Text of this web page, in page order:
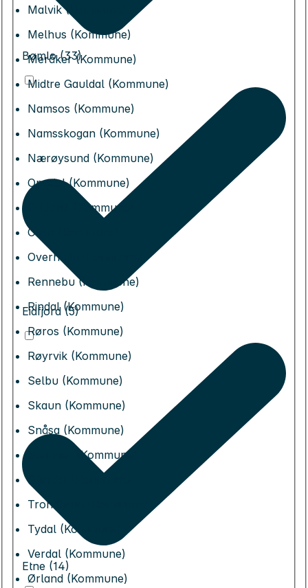
Malvik (Kommune)
Melhus (Kommune)
Meråker (Kommune)
Midtre Gauldal (Kommune)
Namsos (Kommune)
Namsskogan (Kommune)
Nærøysund (Kommune)
Oppdal (Kommune)
Orkland (Kommune)
Osen (Kommune)
Overhalla (Kommune)
Rennebu (Kommune)
Rindal (Kommune)
Røros (Kommune)
Røyrvik (Kommune)
Selbu (Kommune)
Skaun (Kommune)
Snåsa (Kommune)
Steinkjer (Kommune)
Stjørdal (Kommune)
Trondheim (Kommune)
Tydal (Kommune)
Verdal (Kommune)
Ørland (Kommune)
Bømlo (33)
Eidfjord (5)
Etne (14)